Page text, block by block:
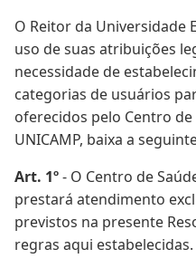
O Reitor da Universidade
uso de suas atribuições
necessidade de
categorias de usuários
oferecidos pelo Centro
UNICAMP, baixa a
Art. 1º- O Centro de
prestará atendimento
previstos na presente
regras aqui estabelecidas.